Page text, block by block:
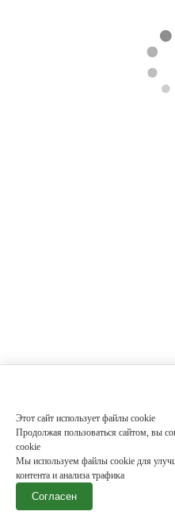
Этот сайт использует файлы cookie
Продолжая пользоваться сайтом, вы
cookie
Мы используем файлы cookie для
контента и анализа трафика
Согласен